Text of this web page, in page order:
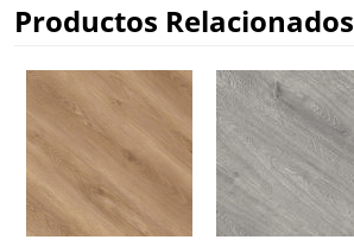
Productos Relacionados